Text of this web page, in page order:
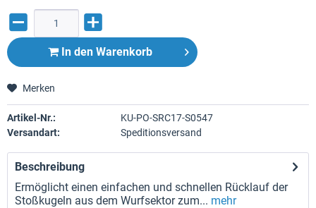
In den Warenkorb
Merken
Artikel-Nr.:
KU-PO-SRC17-S0547
Versandart:
Speditionsversand
Beschreibung
Ermöglicht einen einfachen und schnellen Rücklauf der
Stoßkugeln aus dem Wurfsektor zum... mehr